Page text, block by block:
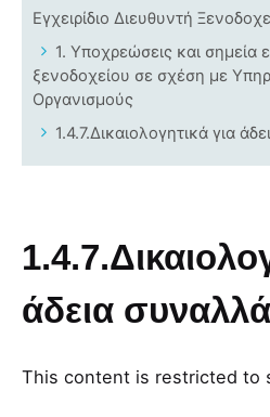
Εγχειρίδιο Διευθυντή
1. Υποχρεώσεις και σημεία
ξενοδοχείου σε σχέση με
Οργανισμούς
1.4.7.Δικαιολογητικά για
άδεια
This content is restricted to